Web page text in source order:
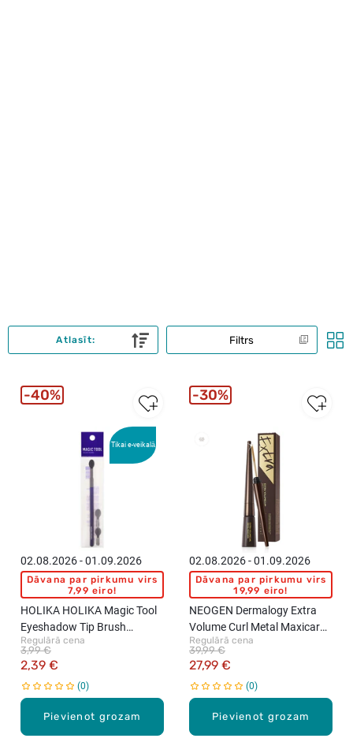
Filtrs
Atlasīt:
Tikai e-veikalā
Pievienot grozam
02.08.2026 - 01.09.2026
Dāvana par pirkumu virs
7,99 eiro!
HOLIKA HOLIKA Magic Tool
Eyeshadow Tip Brush
aplikators acu ēnām, 1gab.
Regulārā cena
2,39 €
3,99 €
0
40%
Pievienot grozam
02.08.2026 - 01.09.2026
Dāvana par pirkumu virs
19,99 eiro!
NEOGEN Dermalogy Extra
Volume Curl Metal Maxicara
skropstu tuša, Brown, 4ml
Regulārā cena
27,99 €
39,99 €
0
30%